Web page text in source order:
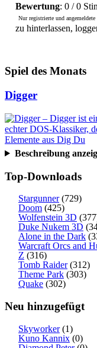
Bewertung: 0 / 0
Nur registrierte und
zu hinterlassen,
Spiel des Monats
Digger
Beschreibung
Top-Downloads
Stargunner(729)
Doom (425)
Wolfenstein 3D
Duke Nukem 3D
Alone in the Dark
Warcraft Orcs and
Z (316)
Tomb Raider(312)
Theme Park (303)
Quake (302)
Neu hinzugefügt
Skyworker(1)
Kuno Kannix (0)